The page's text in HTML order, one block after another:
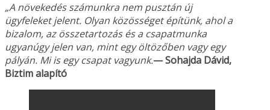
„A növekedés számunkra nem pusztán új
ügyfeleket jelent. Olyan közösséget építünk, ahol a
bizalom, az összetartozás és a csapatmunka
ugyanúgy jelen van, mint egy öltözőben vagy egy
pályán. Mi is egy csapat vagyunk.— Sohajda Dávid,
Biztim alapító